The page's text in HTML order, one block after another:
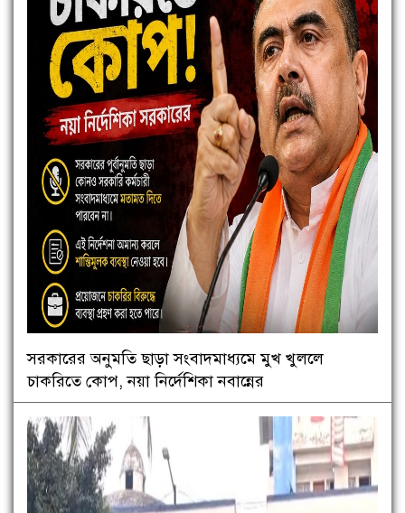
সরকারের অনুমতি ছাড়া সংবাদমাধ্যমে মুখ খুললে
চাকরিতে কোপ, নয়া নির্দেশিকা নবান্নের